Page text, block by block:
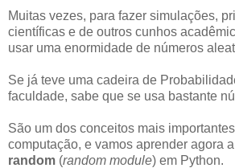
Muitas vezes, para fazer simulações,
científicas e de outros cunhos
usar uma enormidade de números
Se já teve uma cadeira de
faculdade, sabe que se usa bastante
São um dos conceitos mais
computação, e vamos aprender agora
random (random module) em Python.